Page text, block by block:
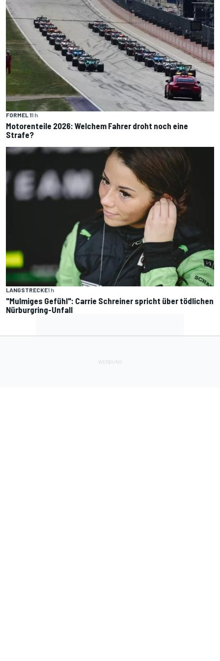
FORMEL 11 h
Motorenteile 2026: Welchem Fahrer droht noch eine
Strafe?
LANGSTRECKE1 h
"Mulmiges Gefühl": Carrie Schreiner spricht über tödlichen
Nürburgring-Unfall